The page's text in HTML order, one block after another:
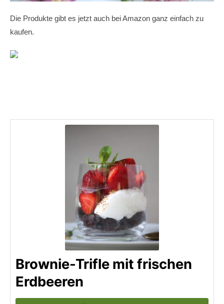
Die Produkte gibt es jetzt auch bei Amazon ganz einfach zu
kaufen.
Brownie-Trifle mit frischen
Erdbeeren